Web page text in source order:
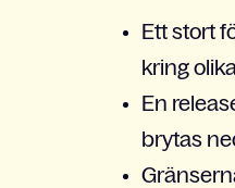
Ett stort
kring
En
brytas